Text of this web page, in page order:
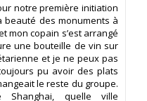
notre première initiation
beauté des monuments à
mon copain s’est arrangé
une bouteille de vin sur
et je ne peux pas
pu avoir des plats
le reste du groupe.
quelle ville